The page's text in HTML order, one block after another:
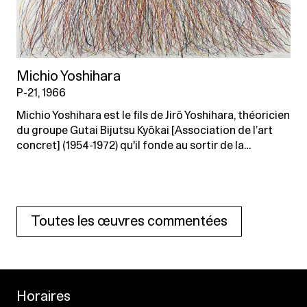
Michio Yoshihara
P-21, 1966
Michio Yoshihara est le fils de Jirō Yoshihara, théoricien
du groupe Gutai Bijutsu Kyōkai [Association de l’art
concret] (1954-1972) qu'il fonde au sortir de la…
Toutes les œuvres commentées
Horaires